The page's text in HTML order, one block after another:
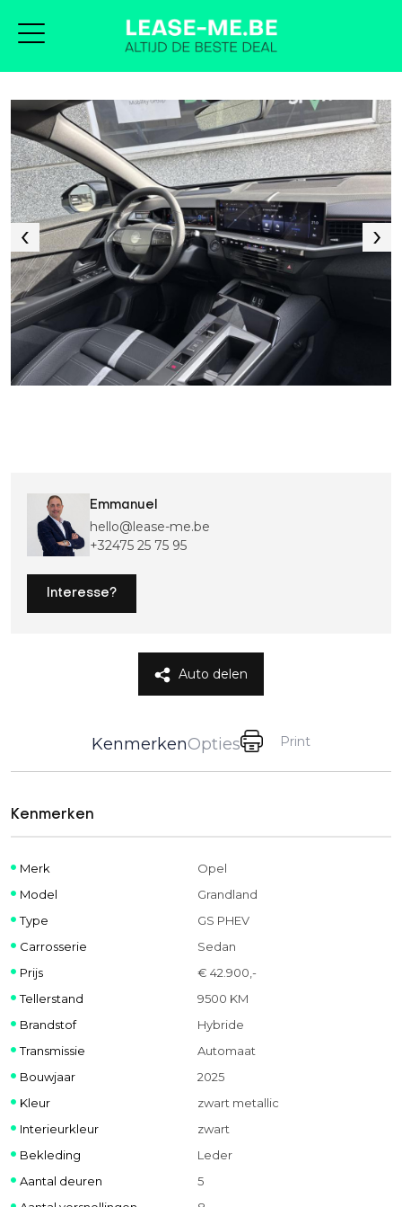
Emmanuel
hello@lease-me.be
+32475 25 75 95
Interesse?
Auto delen
KenmerkenOpties Print
Kenmerken
Merk
Opel
Model
Grandland
Type
GS PHEV
Carrosserie
Sedan
Prijs
€ 42.900,-
Tellerstand
9500 KM
Brandstof
Hybride
Transmissie
Automaat
Bouwjaar
2025
Kleur
zwart metallic
Interieurkleur
zwart
Bekleding
Leder
Aantal deuren
5